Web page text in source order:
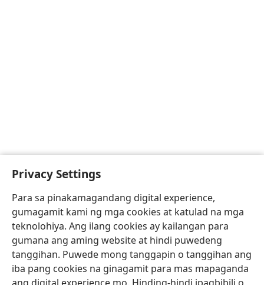
Privacy Settings
Para sa pinakamagandang digital experience,
gumagamit kami ng mga cookies at katulad na mga
teknolohiya. Ang ilang cookies ay kailangan para
gumana ang aming website at hindi puwedeng
tanggihan. Puwede mong tanggapin o tanggihan ang
iba pang cookies na ginagamit para mas mapaganda